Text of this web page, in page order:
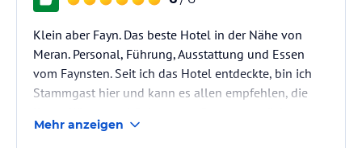
Klein aber Fayn. Das beste Hotel in der Nähe von
Meran. Personal, Führung, Ausstattung und Essen
vom Faynsten. Seit ich das Hotel entdeckte, bin ich
Stammgast hier und kann es allen empfehlen, die
Mehr anzeigen